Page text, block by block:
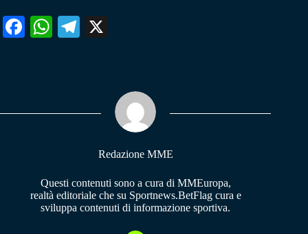
Fa W
pp
Te
m
Redazione MME
Questi contenuti sono a cura di MMEuropa,
realtà editoriale che su Sportnews.BetFlag cura e
sviluppa contenuti di informazione sportiva.